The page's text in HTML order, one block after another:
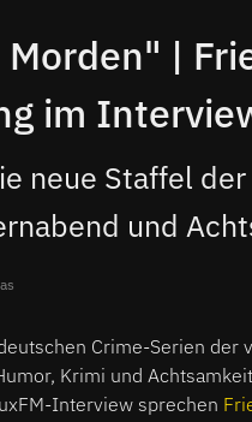
|
im
neue Staffel
und
Crime-Serien der
Krimi und
Interview sprechen